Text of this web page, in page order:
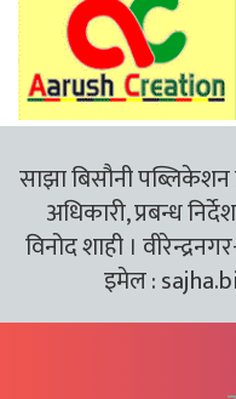
साझा बिसौनी पब्लिकेशन
अधिकारी, प्रबन्ध
विनोद शाही ।
इमेल :